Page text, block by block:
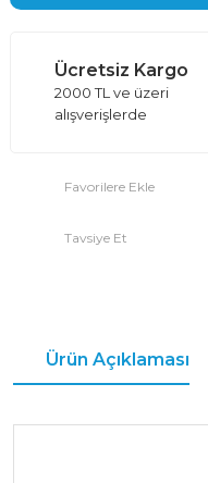
Ücretsiz Kargo
2000 TL ve üzeri
alışverişlerde
Tavsiye Et
Ürün Açıklaması